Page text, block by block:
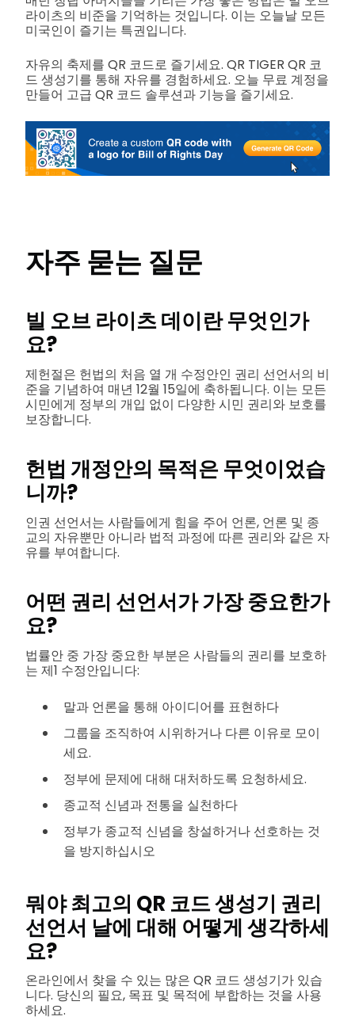
라이츠의 비준을 기억하는 것입니다. 이는 오늘날 모든
미국인이 즐기는 특권입니다.
자유의 축제를 QR 코드로 즐기세요. QR TIGER QR 코
드 생성기를 통해 자유를 경험하세요. 오늘 무료 계정을
만들어 고급 QR 코드 솔루션과 기능을 즐기세요.
자주 묻는 질문
빌 오브 라이츠 데이란 무엇인가
요?
제헌절은 헌법의 처음 열 개 수정안인 권리 선언서의 비
준을 기념하여 매년 12월 15일에 축하됩니다. 이는 모든
시민에게 정부의 개입 없이 다양한 시민 권리와 보호를
보장합니다.
헌법 개정안의 목적은 무엇이었습
니까?
인권 선언서는 사람들에게 힘을 주어 언론, 언론 및 종
교의 자유뿐만 아니라 법적 과정에 따른 권리와 같은 자
유를 부여합니다.
어떤 권리 선언서가 가장 중요한가
요?
법률안 중 가장 중요한 부분은 사람들의 권리를 보호하
는 제1 수정안입니다:
말과 언론을 통해 아이디어를 표현하다
그룹을 조직하여 시위하거나 다른 이유로 모이
세요.
정부에 문제에 대해 대처하도록 요청하세요.
종교적 신념과 전통을 실천하다
정부가 종교적 신념을 창설하거나 선호하는 것
을 방지하십시오
뭐야최고의 QR 코드 생성기 권리
선언서 날에 대해 어떻게 생각하세
요?
온라인에서 찾을 수 있는 많은 QR 코드 생성기가 있습
니다. 당신의 필요, 목표 및 목적에 부합하는 것을 사용
하세요.